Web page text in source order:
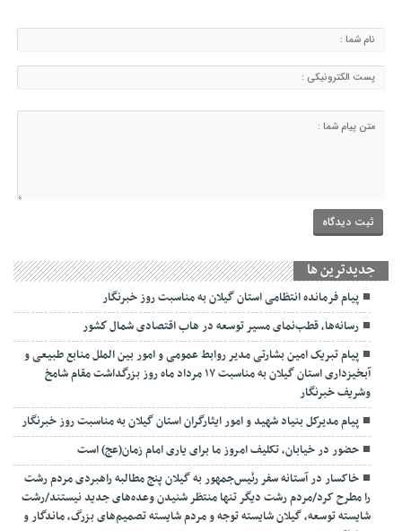
جديدترين ها
پیام فرمانده انتظامی استان گیلان به مناسبت روز خبرنگار
رسانه‌ها، قطب‌نمای مسیر توسعه در هاب اقتصادی شمال كشور
پیام تبریک امین بشارتی مدیر روابط عمومی و امور بین الملل منابع طبیعی و
آبخیزداری استان گیلان به مناسبت ۱۷ مرداد ماه روز بزرگداشت مقام شامخ
وشریف خبرنگار
پیام مدیرکل بنیاد شهید و امور ایثارگران استان گیلان به مناسبت روز خبرنگار
حضور در خیابان، تکلیف امروز ما برای یاری امام زمان(عج) است
خاکسار در آستانه سفر رئیس‌جمهور به گیلان پنج مطالبه راهبردی مردم رشت
را مطرح کرد/مردم رشت دیگر تنها منتظر شنیدن وعده‌های جدید نیستند/رشت
شایسته توسعه، گیلان شایسته توجه و مردم شایسته تصمیم‌های بزرگ، ماندگار و